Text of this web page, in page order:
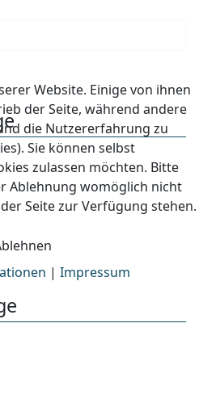
Website. Einige von ihnen
der Seite, während andere
die Nutzererfahrung zu
Sie können selbst
zulassen möchten. Bitte
Ablehnung womöglich nicht
Seite zur Verfügung stehen.
| Impressum